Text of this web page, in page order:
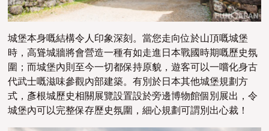
城堡本身嘅結構令人印象深刻。當您走向位於山頂嘅城堡
時，高聳城牆將會營造一種有如走進日本戰國時期嘅歷史氛
圍；而城堡內則至今一切都保持原貌，遊客可以一嚐化身古
代武士嘅滋味參觀內部建築。有別於日本其他城堡規劃方
式，彥根城歷史相關展覽設置設於旁邊博物館個別展出，令
城堡內可以完整保存歷史氛圍，細心規劃可謂別出心裁！